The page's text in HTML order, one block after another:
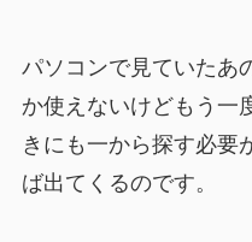
パソコンで見ていたあ
か使えないけどもう一
きにも一から探す必要
ば出てくるのです。